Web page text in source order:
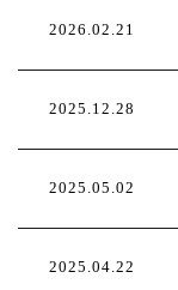
2026.02.21
2025.12.28
2025.05.02
2025.04.22